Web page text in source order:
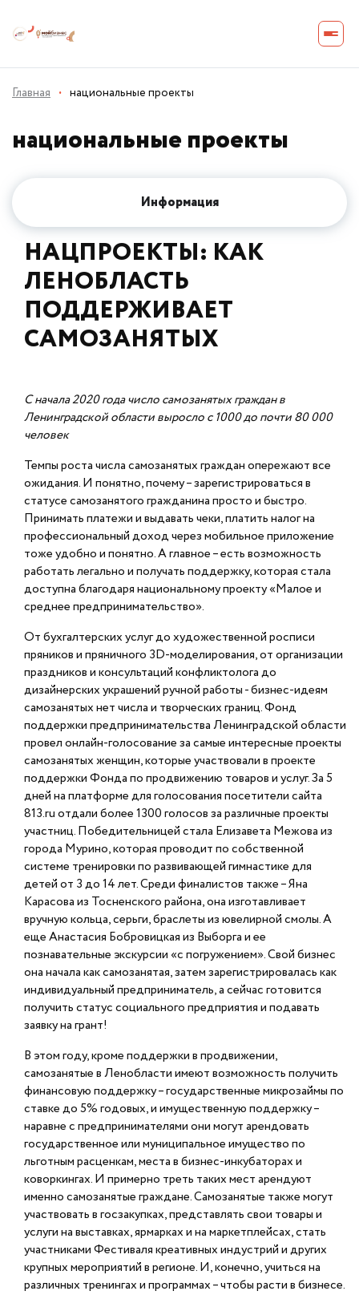
Главная · национальные проекты
национальные проекты
Информация
НАЦПРОЕКТЫ: КАК
ЛЕНОБЛАСТЬ
ПОДДЕРЖИВАЕТ
САМОЗАНЯТЫХ
С начала 2020 года число самозанятых граждан в
Ленинградской области выросло с 1000 до почти 80 000
человек
Темпы роста числа самозанятых граждан опережают все
ожидания. И понятно, почему – зарегистрироваться в
статусе самозанятого гражданина просто и быстро.
Принимать платежи и выдавать чеки, платить налог на
профессиональный доход через мобильное приложение
тоже удобно и понятно. А главное – есть возможность
работать легально и получать поддержку, которая стала
доступна благодаря национальному проекту «Малое и
среднее предпринимательство».
От бухгалтерских услуг до художественной росписи
пряников и пряничного 3D-моделирования, от организации
праздников и консультаций конфликтолога до
дизайнерских украшений ручной работы - бизнес-идеям
самозанятых нет числа и творческих границ. Фонд
поддержки предпринимательства Ленинградской области
провел онлайн-голосование за самые интересные проекты
самозанятых женщин, которые участвовали в проекте
поддержки Фонда по продвижению товаров и услуг. За 5
дней на платформе для голосования посетители сайта
813.ru отдали более 1300 голосов за различные проекты
участниц. Победительницей стала Елизавета Межова из
города Мурино, которая проводит по собственной
системе тренировки по развивающей гимнастике для
детей от 3 до 14 лет. Среди финалистов также – Яна
Карасова из Тосненского района, она изготавливает
вручную кольца, серьги, браслеты из ювелирной смолы. А
еще Анастасия Бобровицкая из Выборга и ее
познавательные экскурсии «с погружением». Свой бизнес
она начала как самозанятая, затем зарегистрировалась как
индивидуальный предприниматель, а сейчас готовится
получить статус социального предприятия и подавать
заявку на грант!
В этом году, кроме поддержки в продвижении,
самозанятые в Ленобласти имеют возможность получить
финансовую поддержку – государственные микрозаймы по
ставке до 5% годовых, и имущественную поддержку –
наравне с предпринимателями они могут арендовать
государственное или муниципальное имущество по
льготным расценкам, места в бизнес-инкубаторах и
коворкингах. И примерно треть таких мест арендуют
именно самозанятые граждане. Самозанятые также могут
участвовать в госзакупках, представлять свои товары и
услуги на выставках, ярмарках и на маркетплейсах, стать
участниками Фестиваля креативных индустрий и других
крупных мероприятий в регионе. И, конечно, учиться на
различных тренингах и программах – чтобы расти в бизнесе.